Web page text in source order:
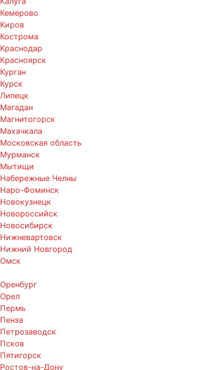
Кемерово
Киров
Кострома
Краснодар
Красноярск
Курган
Курск
Липецк
Магадан
Магнитогорск
Махачкала
Московская область
Мурманск
Мытищи
Набережные Челны
Наро-Фоминск
Новокузнецк
Новороссийск
Новосибирск
Нижневартовск
Нижний Новгород
Омск
Оренбург
Орел
Пермь
Пенза
Петрозаводск
Псков
Пятигорск
Ростов-на-Дону